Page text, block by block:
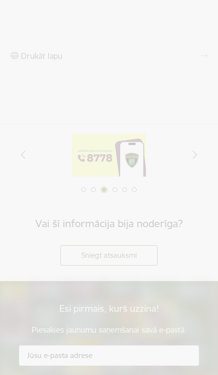
Drukāt lapu
Vai šī informācija bija noderīga?
Sniegt atsauksmi
Esi pirmais, kurš uzzina!
Piesakies jaunumu saņemšanai savā e-pastā.